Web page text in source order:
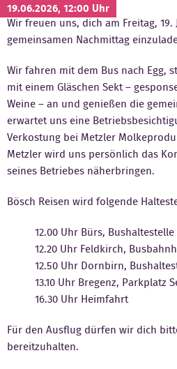
Angebot
Der Verein
Kontakt
19.06.2026, 12:00 Uhr
Wir freuen uns, dich am Freitag, 19.
gemeinsamen Nachmittag
Wir fahren mit dem Bus nach Egg,
mit einem Gläschen Sekt –
Weine – an und genießen die
erwartet uns eine
Verkostung bei Metzler
Metzler wird uns persönlich das
seines Betriebes näherbringen.
Bösch Reisen wird folgende
12.00 Uhr Bürs, Bushaltestelle
12.20 Uhr Feldkirch,
12.50 Uhr Dornbirn,
13.10 Uhr Bregenz, Parkplatz
16.30 Uhr Heimfahrt
Für den Ausflug dürfen wir dich
bereitzuhalten.